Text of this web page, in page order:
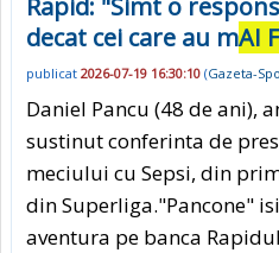
decat cei care au mAI
publicat 2026-07-19 16:30:10 (Gazeta-
Daniel Pancu (48 de ani),
sustinut conferinta de
meciului cu Sepsi, din
din Superliga."Pancone"
aventura pe banca